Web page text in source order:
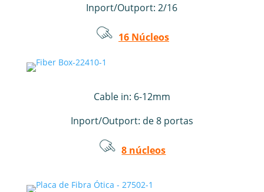
Inport/Outport: 2/16
16 Núcleos
Cable in: 6-12mm
Inport/Outport: de 8 portas
8 núcleos